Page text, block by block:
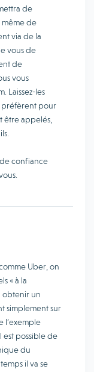
de
même de
via de la
vous de
de
vous
Laissez-les
préfèrent pour
être appelés,
de confiance
Uber, on
« à la
obtenir un
simplement sur
l’exemple
est possible de
du
il va se